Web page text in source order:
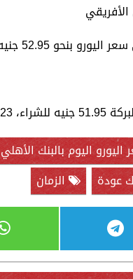
للشراء، 52.23 جنيه للبيع.
للبيع.
اليوم بالبنك الأهلي
عودة الزمان